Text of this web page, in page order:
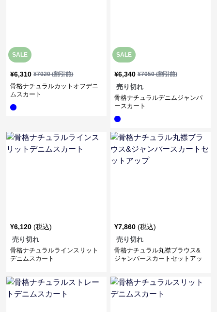
SALE
¥6,310 ¥7020(割引前)
骨格ナチュラルカットオフデニ
ムスカート
SALE
¥6,340 ¥7050(割引前)
売り切れ
骨格ナチュラルデニムジャンパ
ースカート
¥6,120 (税込)
売り切れ
骨格ナチュラルラインスリット
デニムスカート
¥7,860 (税込)
売り切れ
骨格ナチュラル丸襟ブラウス&
ジャンパースカートセットアッ